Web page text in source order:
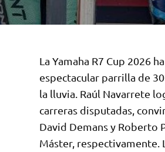
La Yamaha R7 Cup 2026
espectacular parrilla de
la lluvia. Raúl Navarrete
carreras disputadas,
David Demans y Roberto
Máster, respectivamente.